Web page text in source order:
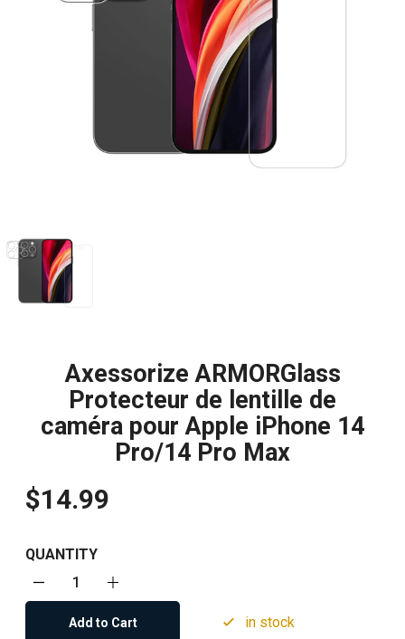
Axessorize ARMORGlass
Protecteur de lentille de
caméra pour Apple iPhone 14
Pro/14 Pro Max
$14.99
QUANTITY
Add to Cart in stock